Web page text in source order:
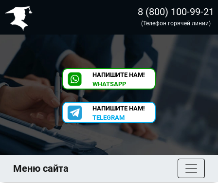
8 (800) 100-99-21
(Телефон горячей линии)
НАПИШИТЕ НАМ!
WHATSAPP
НАПИШИТЕ НАМ!
TELEGRAM
Меню сайта